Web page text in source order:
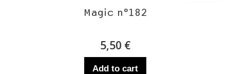
Magic n°182
5,50 €
Add to cart